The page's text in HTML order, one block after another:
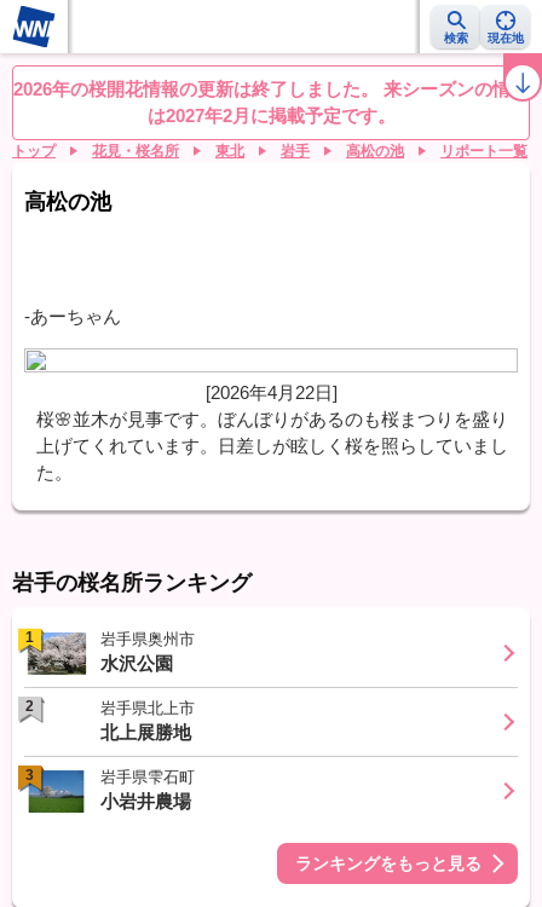
検索 現在地
桜レーダー 名所ランキング 桜開花予想NEWS お花見動画 目的別
2026年の桜開花情報の更新は終了しました。 来シーズンの情報
は2027年2月に掲載予定です。
トップ 花見・桜名所 東北 岩手 高松の池 リポート一覧
高松の池
-あーちゃん
[2026年4月22日]
桜🌸並木が見事です。ぼんぼりがあるのも桜まつりを盛り
上げてくれています。日差しが眩しく桜を照らしていまし
た。
岩手の桜名所ランキング
1 岩手県奥州市
水沢公園
2 岩手県北上市
北上展勝地
3 岩手県雫石町
小岩井農場
ランキングをもっと見る